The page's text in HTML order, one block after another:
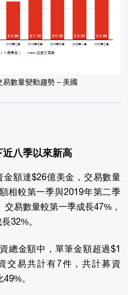
數量變動趨勢 – 美國
八季以來新高
金額達$26億美金，交易數量
相較第一季與2019年第二季
交易數量較第一季成長47%，
32%。
總金額中，單筆金額超過$1
交易共計有7件，共計募資
。